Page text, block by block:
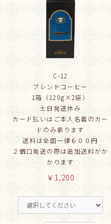
C-12
ブレンドコーヒー
1箱（120g×2袋）
土日発送休み
カード払いはご本人名義のカー
ドのみ承ります
送料は全国一律６００円
２個口発送の際は追加送料がか
かります
￥1,200